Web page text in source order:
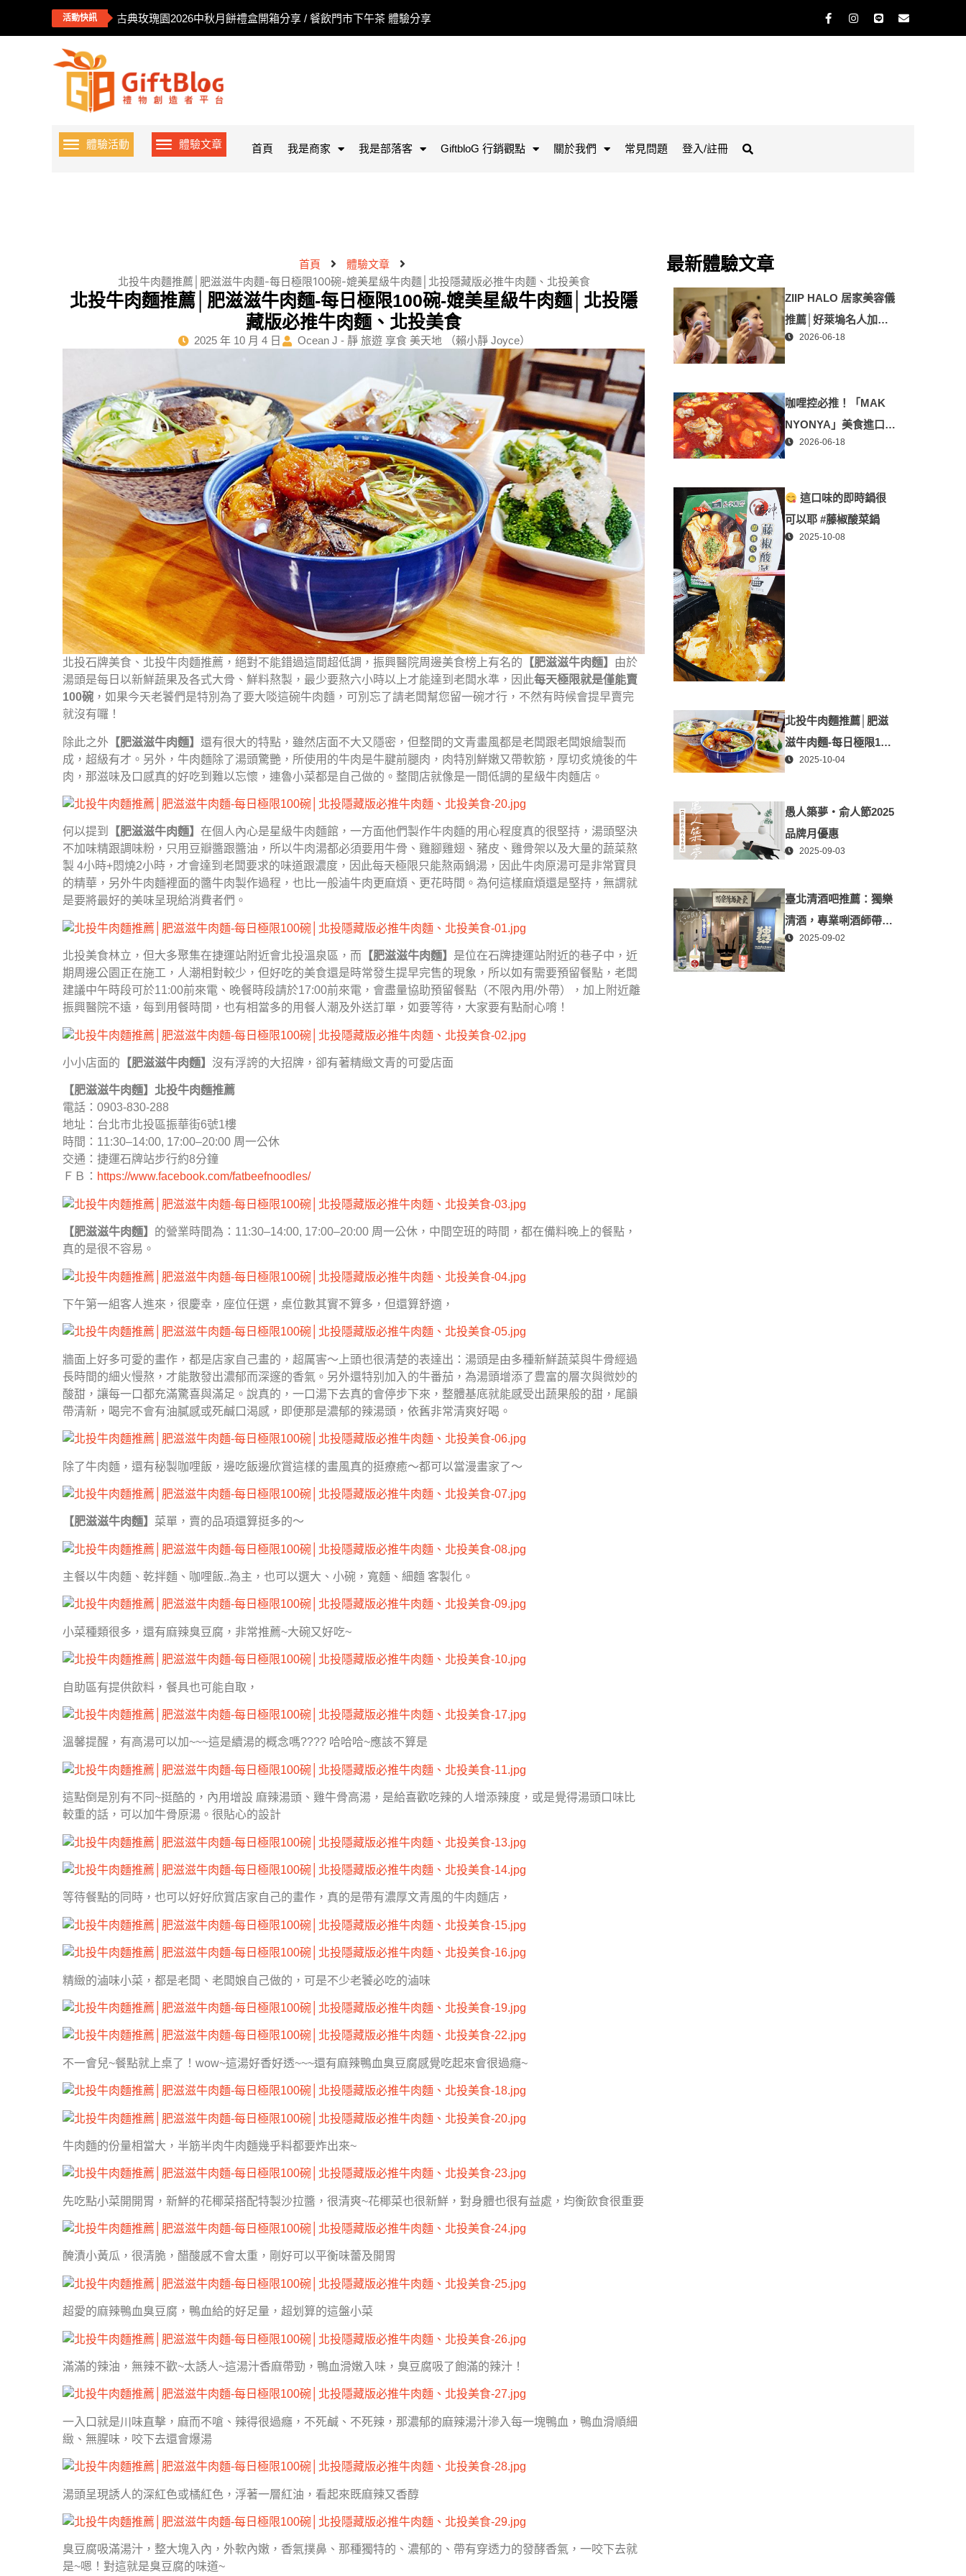
活動快訊 古典玫瑰園2026中秋月餅禮盒開箱分享 / 餐飲門市下午茶 體驗分享
體驗活動 體驗文章 首頁 我是商家 我是部落客 GiftbloG 行銷觀點 關於我們 常見問題 登入/註冊
首頁
體驗文章
北投牛肉麵推薦│肥滋滋牛肉麵-每日極限100碗-媲美星級牛肉麵│北投隱藏版必推牛肉麵、北投美食
北投牛肉麵推薦│肥滋滋牛肉麵-每日極限100碗-媲美星級牛肉麵│北投隱
藏版必推牛肉麵、北投美食
2025 年 10 月 4 日 Ocean J - 靜 旅遊 享食 美天地 （賴小靜 Joyce）
北投石牌美食、北投牛肉麵推薦，絕對不能錯過這間超低調，振興醫院周邊美食榜上有名的 【肥滋滋牛肉麵】 由於
湯頭是每日以新鮮蔬果及各式大骨、鮮料熬製，最少要熬六小時以上才能達到老闆水準，因此每天極限就是僅能賣
100碗 ，如果今天老饕們是特別為了要大啖這碗牛肉麵，可別忘了請老闆幫您留一碗才行，不然有時候會提早賣完
就沒有囉！
除此之外 【肥滋滋牛肉麵】 還有很大的特點，雖然店面不大又隱密，但整間的文青畫風都是老闆跟老闆娘繪製而
成，超級有才。另外，牛肉麵除了湯頭驚艷，所使用的牛肉是牛腱前腿肉，肉特別鮮嫩又帶軟筋，厚切炙燒後的牛
肉，那滋味及口感真的好吃到難以忘懷，連魯小菜都是自己做的。整間店就像是一間低調的星級牛肉麵店。
何以提到 【肥滋滋牛肉麵】 在個人內心是星級牛肉麵館，一方面他們製作牛肉麵的用心程度真的很堅持，湯頭堅決
不加味精跟調味粉，只用豆瓣醬跟醬油，所以牛肉湯都必須要用牛骨、雞腳雞翅、豬皮、雞骨架以及大量的蔬菜熬
製 4小時+悶燒2小時，才會達到老闆要求的味道跟濃度，因此每天極限只能熬兩鍋湯，因此牛肉原湯可是非常寶貝
的精華，另外牛肉麵裡面的醬牛肉製作過程，也比一般滷牛肉更麻煩、更花時間。為何這樣麻煩還是堅持，無謂就
是要將最好的美味呈現給消費者們。
北投美食林立，但大多聚集在捷運站附近會北投溫泉區，而 【肥滋滋牛肉麵】 是位在石牌捷運站附近的巷子中，近
期周邊公園正在施工，人潮相對較少，但好吃的美食還是時常發生提早完售的現象，所以如有需要預留餐點，老闆
建議中午時段可於11:00前來電、晚餐時段請於17:00前來電，會盡量協助預留餐點（不限內用/外帶），加上附近離
振興醫院不遠，每到用餐時間，也有相當多的用餐人潮及外送訂單，如要等待，大家要有點耐心唷！
小小店面的 【肥滋滋牛肉麵】 沒有浮誇的大招牌，卻有著精緻文青的可愛店面
【肥滋滋牛肉麵】北投牛肉麵推薦
電話：0903-830-288
地址：台北市北投區振華街6號1樓
時間：11:30–14:00, 17:00–20:00 周一公休
交通：捷運石牌站步行約8分鐘
ＦＢ： https://www.facebook.com/fatbeefnoodles/
【肥滋滋牛肉麵】 的營業時間為：11:30–14:00, 17:00–20:00 周一公休，中間空班的時間，都在備料晚上的餐點，
真的是很不容易。
下午第一組客人進來，很慶幸，座位任選，桌位數其實不算多，但還算舒適，
牆面上好多可愛的畫作，都是店家自己畫的，超厲害～上頭也很清楚的表達出：湯頭是由多種新鮮蔬菜與牛骨經過
長時間的細火慢熬，才能散發出濃郁而深邃的香氣。另外還特别加入的牛番茄，為湯頭增添了豊富的層次與微妙的
酸甜，讓每一口都充滿驚喜與滿足。說真的，一口湯下去真的會停步下來，整體基底就能感受出蔬果般的甜，尾韻
帶清新，喝完不會有油膩感或死鹹口渴感，即便那是濃郁的辣湯頭，依舊非常清爽好喝。
除了牛肉麵，還有秘製咖哩飯，邊吃飯邊欣賞這樣的畫風真的挺療癒～都可以當漫畫家了～
【肥滋滋牛肉麵】 菜單，賣的品項還算挺多的～
主餐以牛肉麵、乾拌麵、咖哩飯..為主，也可以選大、小碗，寬麵、細麵 客製化。
小菜種類很多，還有麻辣臭豆腐，非常推薦~大碗又好吃~
自助區有提供飲料，餐具也可能自取，
溫馨提醒，有高湯可以加~~~這是續湯的概念嗎???? 哈哈哈~應該不算是
這點倒是別有不同~挺酷的，內用增設 麻辣湯頭、雞牛骨高湯，是給喜歡吃辣的人增添辣度，或是覺得湯頭口味比
較重的話，可以加牛骨原湯。很貼心的設計
等待餐點的同時，也可以好好欣賞店家自己的畫作，真的是帶有濃厚文青風的牛肉麵店，
精緻的滷味小菜，都是老闆、老闆娘自己做的，可是不少老饕必吃的滷味
不一會兒~餐點就上桌了！wow~這湯好香好透~~~還有麻辣鴨血臭豆腐感覺吃起來會很過癮~
牛肉麵的份量相當大，半筋半肉牛肉麵幾乎料都要炸出來~
先吃點小菜開開胃，新鮮的花椰菜搭配特製沙拉醬，很清爽~花椰菜也很新鮮，對身體也很有益處，均衡飲食很重要
醃漬小黃瓜，很清脆，醋酸感不會太重，剛好可以平衡味蕾及開胃
超愛的麻辣鴨血臭豆腐，鴨血給的好足量，超划算的這盤小菜
滿滿的辣油，無辣不歡~太誘人~這湯汁香麻帶勁，鴨血滑嫩入味，臭豆腐吸了飽滿的辣汁！
一入口就是川味直擊，麻而不嗆、辣得很過癮，不死鹹、不死辣，那濃郁的麻辣湯汁滲入每一塊鴨血，鴨血滑順細
緻、無腥味，咬下去還會爆湯
湯頭呈現誘人的深紅色或橘紅色，浮著一層紅油，看起來既麻辣又香醇
臭豆腐吸滿湯汁，整大塊入內，外軟內嫩，香氣撲鼻、那種獨特的、濃郁的、帶有穿透力的發酵香氣，一咬下去就
是~嗯！對這就是臭豆腐的味道~
最新體驗文章
ZIIP HALO 居家美容儀
推薦│好萊塢名人加持
「掌上型」智能美膚管
折扣碼【ZPLAI】額外
9折
2026-06-18
咖哩控必推！「MAK
NYONYA」美食進口商
廣紘國際進口！讓人直
魚也超讚
2026-06-18
這口味的即時鍋很
可以耶 #藤椒酸菜鍋
2025-10-08
北投牛肉麵推薦│肥滋
滋牛肉麵-每日極限100
碗-媲美星級牛肉麵│北
北投美食
2025-10-04
愚人築夢・俞人節2025
品牌月優惠
2025-09-03
臺北清酒吧推薦：獨樂
清酒，專業唎酒師帶你
探索日本酒世界
2025-09-02